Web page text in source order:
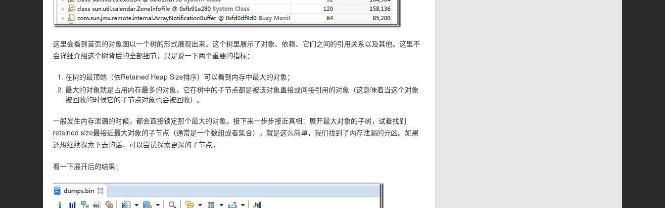
这里会看到首页的对象图以一个树的形式展现出来。这个树里展示了对象、依赖、它们之间的引用关系以及其他。这里不
会详细介绍这个树背后的全部细节，只是说一下两个重要的指标：
在树的最顶端（依Retained Heap Size排序）可以看到内存中最大的对象；
最大的对象就是占用内存最多的对象，它在树中的子节点都是被该对象直接或间接引用的对象（这意味着当这个对象
被回收的时候它的子节点对象也会被回收）。
一般发生内存泄漏的时候，都会直接锁定那个最大的对象。接下来一步步接近真相：展开最大对象的子树，试着找到
retained size最接近最大对象的子节点（通常是一个数组或者集合）。就是这么简单，我们找到了内存泄漏的元凶。如果
还想继续探索下去的话，可以尝试探索更深的子节点。
看一下展开后的结果：